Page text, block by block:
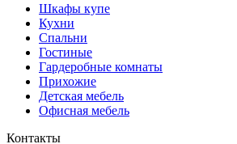
Шкафы купе
Кухни
Спальни
Гостиные
Гардеробные комнаты
Прихожие
Детская мебель
Офисная мебель
Контакты